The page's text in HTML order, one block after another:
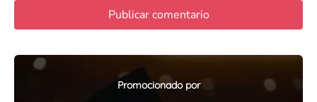
Promocionado por